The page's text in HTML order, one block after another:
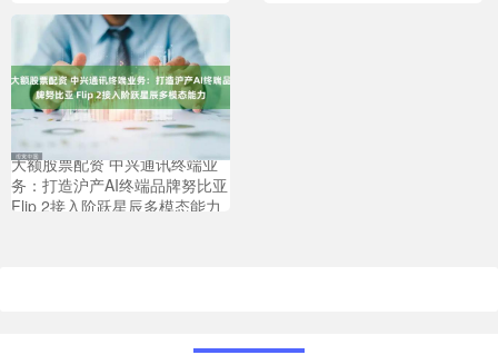
大额股票配资 中兴通讯终端业
务：打造沪产AI终端品牌努比亚
Flip 2接入阶跃星辰多模态能力